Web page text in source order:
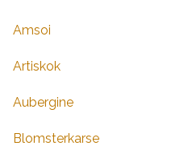
Amsoi
Artiskok
Aubergine
Blomsterkarse